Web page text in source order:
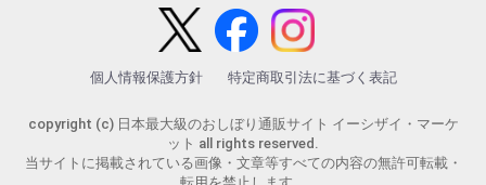
個人情報保護方針 特定商取引法に基づく表記
copyright (c) 日本最大級のおしぼり通販サイト イーシザイ・マーケ
ット all rights reserved.
当サイトに掲載されている画像・文章等すべての内容の無許可転載・